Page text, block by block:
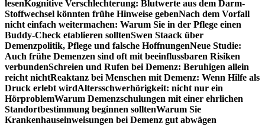
lesenKognitive Verschlechterung: Blutwerte aus dem Darm-
Stoffwechsel könnten frühe Hinweise gebenNach dem Vorfall
nicht einfach weitermachen: Warum Sie in der Pflege einen
Buddy-Check etablieren solltenSwen Staack über
Demenzpolitik, Pflege und falsche HoffnungenNeue Studie:
Auch frühe Demenzen sind oft mit beeinflussbaren Risiken
verbundenSchreien und Rufen bei Demenz: Beruhigen allein
reicht nichtReaktanz bei Menschen mit Demenz: Wenn Hilfe als
Druck erlebt wirdAltersschwerhörigkeit: nicht nur ein
HörproblemWarum Demenzschulungen mit einer ehrlichen
Standortbestimmung beginnen solltenWarum Sie
Krankenhauseinweisungen bei Demenz gut abwägen